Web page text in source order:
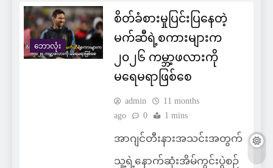
ဘောလုံး
စိတ်ခံစားမှုပြင်းပြနေတဲ့
မက်ဆီရဲ့စကားများက
၂၀၂၆ ကမ္ဘာ့ဖလားကို
မရေမရာဖြစ်စေ
admin
11 months
ago
0 1 mins
အာဂျင်တီးနားအသင်းအတွက်
သူ့ရဲ့နောက်ဆုံးအိမ်ကွင်းပွဲစဉ်